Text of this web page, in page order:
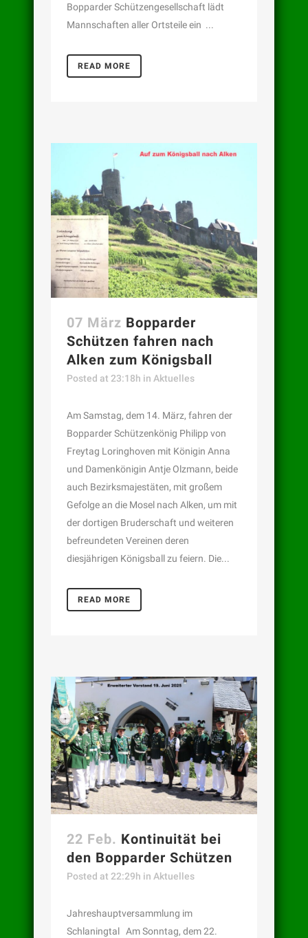
Bopparder Schützengesellschaft lädt
Mannschaften aller Ortsteile ein ...
READ MORE
07 März Bopparder
Schützen fahren nach
Alken zum Königsball
Posted at 23:18h in Aktuelles
Am Samstag, dem 14. März, fahren der
Bopparder Schützenkönig Philipp von
Freytag Loringhoven mit Königin Anna
und Damenkönigin Antje Olzmann, beide
auch Bezirksmajestäten, mit großem
Gefolge an die Mosel nach Alken, um mit
der dortigen Bruderschaft und weiteren
befreundeten Vereinen deren
diesjährigen Königsball zu feiern. Die...
READ MORE
22 Feb. Kontinuität bei
den Bopparder Schützen
Posted at 22:29h in Aktuelles
Jahreshauptversammlung im
Schlaningtal Am Sonntag, dem 22.